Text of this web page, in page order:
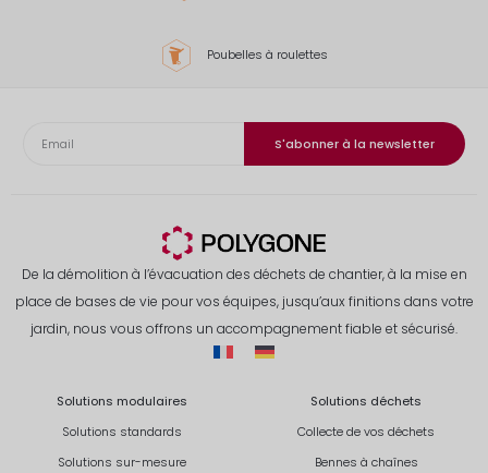
Poubelles à roulettes
S'abonner à la newsletter
De la démolition à l’évacuation des déchets de chantier, à la mise en
place de bases de vie pour vos équipes, jusqu’aux finitions dans votre
jardin, nous vous offrons un accompagnement fiable et sécurisé.
Solutions modulaires
Solutions standards
Solutions sur-mesure
Solutions déchets
Collecte de vos déchets
Bennes à chaînes